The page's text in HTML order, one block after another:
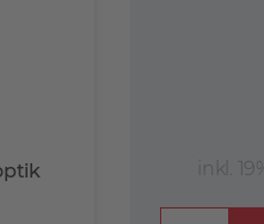
inkl.